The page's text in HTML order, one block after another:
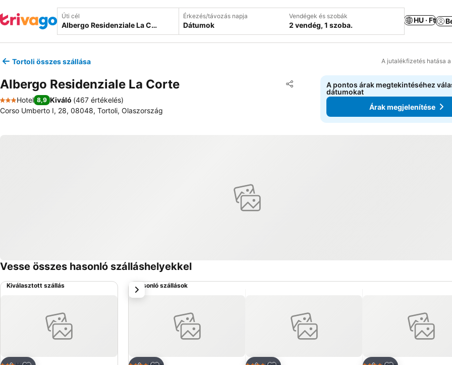
Úti cél Érkezés/távozás napja
Dátumok
Vendégek és szobák
2 vendég, 1 szoba.
HU · Ft
Tortoli összes szállása A jutalékfizetés hatása
Albergo Residenziale La Corte Megosztás
Hozzáadás a kedvencekhez
3 Kategória
Hotel 8,9 Kiváló (467 értékelés)
Corso Umberto I, 28, 08048, Tortoli, Olaszország
A pontos árak megtekintéséhez
dátumokat
Árak megjelenítése
Vesse összes hasonló szálláshelyekkel
Kiválasztott szállás Hasonló szállások
következő